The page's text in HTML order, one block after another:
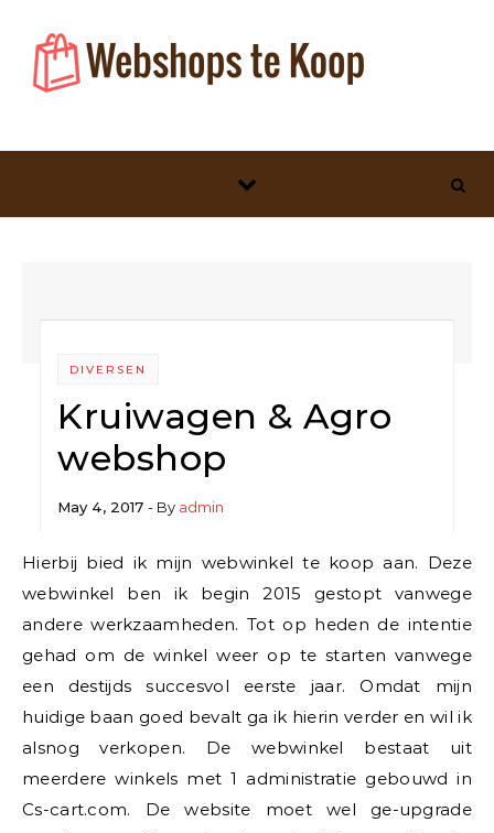
DIVERSEN
Kruiwagen & Agro
webshop
May 4, 2017 - By admin
Hierbij bied ik mijn webwinkel te koop aan. Deze
webwinkel ben ik begin 2015 gestopt vanwege
andere werkzaamheden. Tot op heden de intentie
gehad om de winkel weer op te starten vanwege
een destijds succesvol eerste jaar. Omdat mijn
huidige baan goed bevalt ga ik hierin verder en wil ik
alsnog verkopen. De webwinkel bestaat uit
meerdere winkels met 1 administratie gebouwd in
Cs-cart.com. De website moet wel ge-upgrade